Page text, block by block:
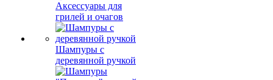
Аксессуары для
грилей и очагов
Шампуры с
деревянной ручкой